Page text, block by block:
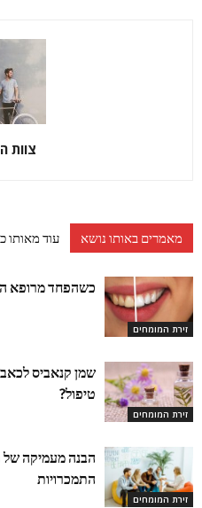
צוות
מאמרים באותו נושא עוד מאותו
זירת המומחים
כשהפחד מרופא
זירת המומחים
שמן קנאביס
טיפול?
זירת המומחים
הבנה מעמיקה של
התמכרויות